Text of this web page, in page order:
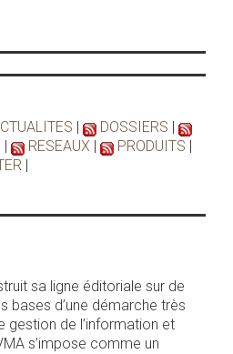
| DOSSIERS |
| RESEAUX | PRODUITS |
|
sa ligne éditoriale sur de
bases d’une démarche très
gestion de l’information et
s’impose comme un